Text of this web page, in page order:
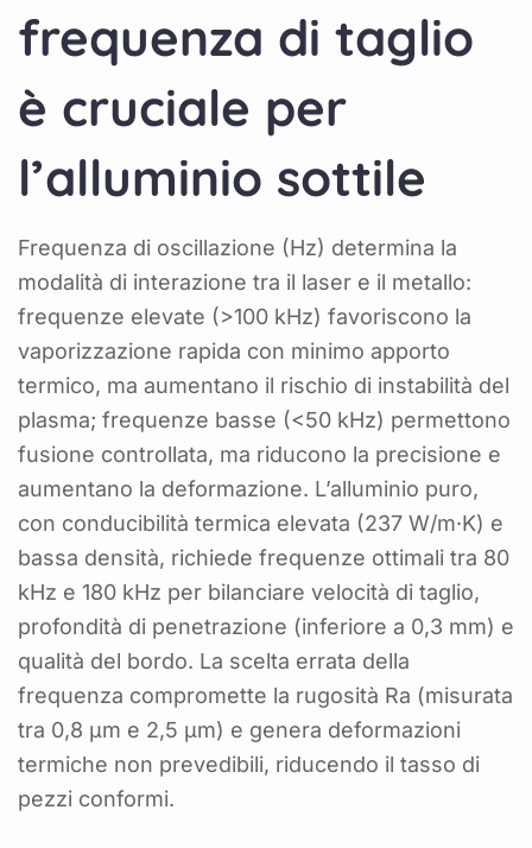
frequenza di taglio
è cruciale per
l’alluminio sottile
Frequenza di oscillazione (Hz) determina la
modalità di interazione tra il laser e il metallo:
frequenze elevate (>100 kHz) favoriscono la
vaporizzazione rapida con minimo apporto
termico, ma aumentano il rischio di instabilità del
plasma; frequenze basse (<50 kHz) permettono
fusione controllata, ma riducono la precisione e
aumentano la deformazione. L’alluminio puro,
con conducibilità termica elevata (237 W/m·K) e
bassa densità, richiede frequenze ottimali tra 80
kHz e 180 kHz per bilanciare velocità di taglio,
profondità di penetrazione (inferiore a 0,3 mm) e
qualità del bordo. La scelta errata della
frequenza compromette la rugosità Ra (misurata
tra 0,8 µm e 2,5 µm) e genera deformazioni
termiche non prevedibili, riducendo il tasso di
pezzi conformi.